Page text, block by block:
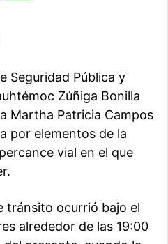
Seguridad Pública y
Zúñiga Bonilla
Martha Patricia Campos
por elementos de la
vial en el que
tránsito ocurrió bajo el
alrededor de las 19:00